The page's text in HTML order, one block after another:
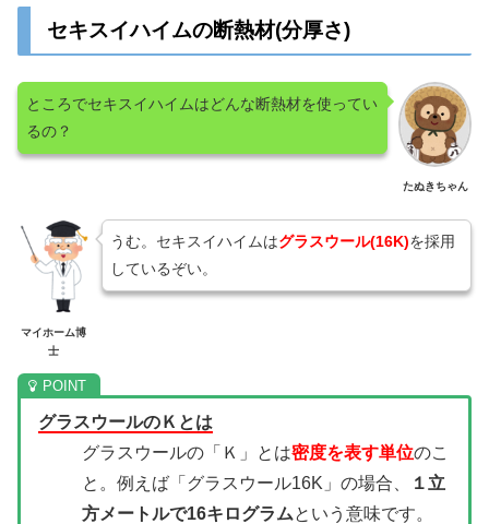
セキスイハイムの断熱材(分厚さ)
たぬきちゃん
ところでセキスイハイムはどんな断熱材を使ってい
るの？
マイホーム博
士
うむ。セキスイハイムはグラスウール(16K)を採用
しているぞい。
グラスウールのＫとは
グラスウールの「Ｋ」とは密度を表す単位のこ
と。例えば「グラスウール16K」の場合、
１立
方メートルで16キログラムという意味です。